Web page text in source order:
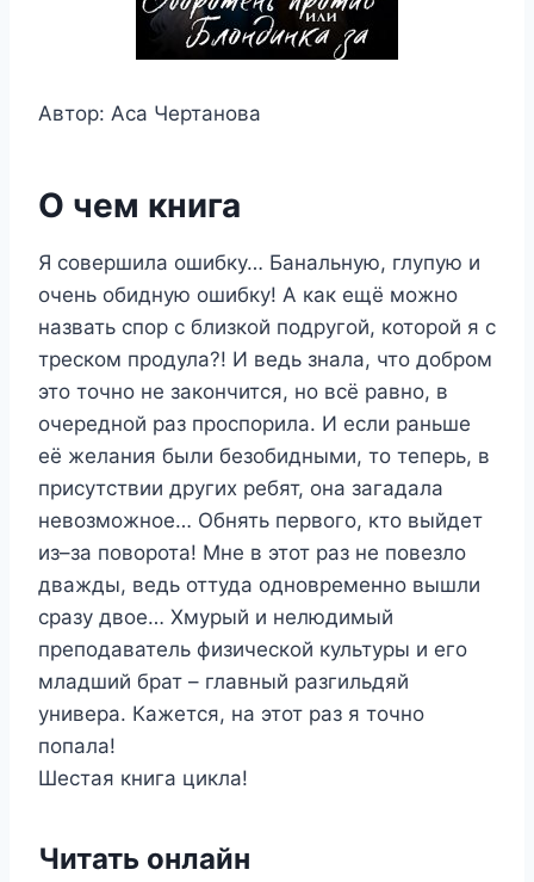
Автор: Аса Чертанова
О чем книга
Я совершила ошибку… Банальную, глупую и
очень обидную ошибку! А как ещё можно
назвать спор с близкой подругой, которой я с
треском продула?! И ведь знала, что добром
это точно не закончится, но всё равно, в
очередной раз проспорила. И если раньше
её желания были безобидными, то теперь, в
присутствии других ребят, она загадала
невозможное… Обнять первого, кто выйдет
из–за поворота! Мне в этот раз не повезло
дважды, ведь оттуда одновременно вышли
сразу двое… Хмурый и нелюдимый
преподаватель физической культуры и его
младший брат – главный разгильдяй
универа. Кажется, на этот раз я точно
попала!
Шестая книга цикла!
Читать онлайн